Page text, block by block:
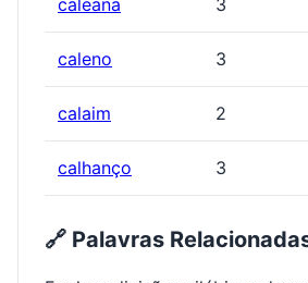
caleana 3
caleno 3
calaim 2
calhanço 3
🔗 Palavras